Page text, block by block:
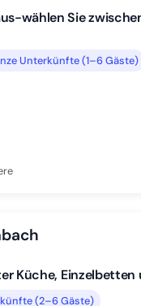
wählen Sie
Unterkünfte (1–6 Gäste)
Küche, Einzelbetten
(2–6 Gäste)